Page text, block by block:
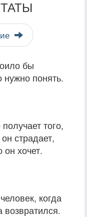
бы
нужно понять.
того,
страдает,
он хочет.
когда
возвратился.